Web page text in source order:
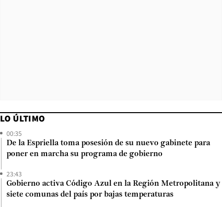
LO ÚLTIMO
00:35
De la Espriella toma posesión de su nuevo gabinete para
poner en marcha su programa de gobierno
23:43
Gobierno activa Código Azul en la Región Metropolitana y
siete comunas del país por bajas temperaturas